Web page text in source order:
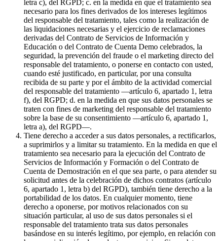
letra c), del RGPD; c. en la medida en que el tratamiento sea
necesario para los fines derivados de los intereses legítimos
del responsable del tratamiento, tales como la realización de
las liquidaciones necesarias y el ejercicio de reclamaciones
derivadas del Contrato de Servicios de Información y
Educación o del Contrato de Cuenta Demo celebrados, la
seguridad, la prevención del fraude o el marketing directo del
responsable del tratamiento, o ponerse en contacto con usted,
cuando esté justificado, en particular, por una consulta
recibida de su parte y por el ámbito de la actividad comercial
del responsable del tratamiento —artículo 6, apartado 1, letra
f), del RGPD; d. en la medida en que sus datos personales se
traten con fines de marketing del responsable del tratamiento
sobre la base de su consentimiento —artículo 6, apartado 1,
letra a), del RGPD—.
Tiene derecho a acceder a sus datos personales, a rectificarlos,
a suprimirlos y a limitar su tratamiento. En la medida en que el
tratamiento sea necesario para la ejecución del Contrato de
Servicios de Información y Formación o del Contrato de
Cuenta de Demostración en el que sea parte, o para atender su
solicitud antes de la celebración de dichos contratos (artículo
6, apartado 1, letra b) del RGPD), también tiene derecho a la
portabilidad de los datos. En cualquier momento, tiene
derecho a oponerse, por motivos relacionados con su
situación particular, al uso de sus datos personales si el
responsable del tratamiento trata sus datos personales
basándose en su interés legítimo, por ejemplo, en relación con